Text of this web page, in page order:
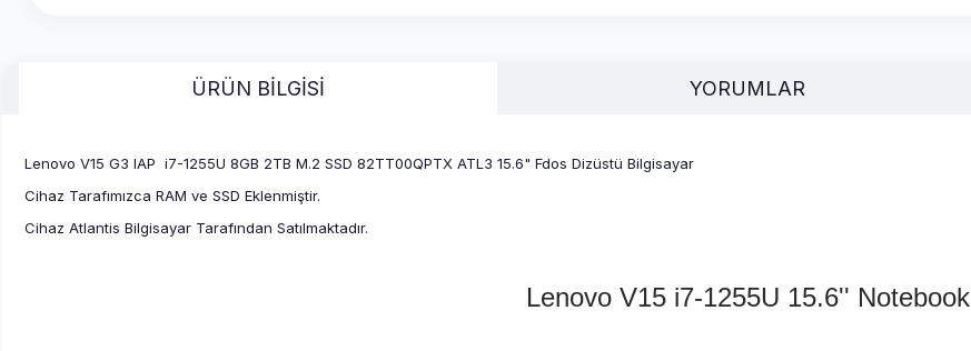
ÜRÜN BİLGİSİ
Lenovo V15 G3 IAP i7-1255U 8GB 2TB M.2 SSD 82TT00QPTX ATL3 15.6" Fdos Dizüstü Bilgisayar
Cihaz Tarafımızca RAM ve SSD Eklenmiştir.
Cihaz Atlantis Bilgisayar Tarafından Satılmaktadır.
Lenovo V15 i7-1255U 15.6'' Notebook
YORUMLAR